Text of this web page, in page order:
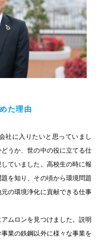
た理由
社に入りたいと思っていまし
うか、世の中の役に立てる仕
ていました。高校生の時に報
を知り、その頃から環境問題
の環境浄化に貢献できる仕事
ムロンを見つけました。説明
業の鉄鋼以外に様々な事業を